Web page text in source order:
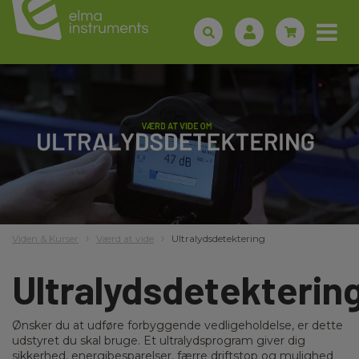
Viden & Kurser Værd at vide Ultralydsdetektering
Ønsker du at udføre forbyggende vedligeholdelse, er dette
udstyret du skal bruge. Et ultralydsprogram giver dig
sikkerhed, energibesparelser, færre driftstop og mulighed